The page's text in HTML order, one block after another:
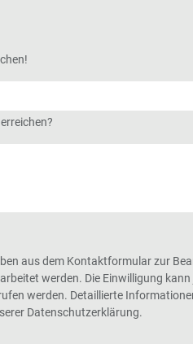
aus dem Kontaktformular zur
werden. Die Einwilligung
werden. Detaillierte
Datenschutzerklärung.